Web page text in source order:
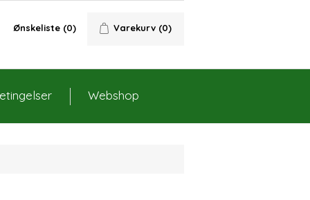
Ønskeliste (0) Varekurv (0)
Webshop